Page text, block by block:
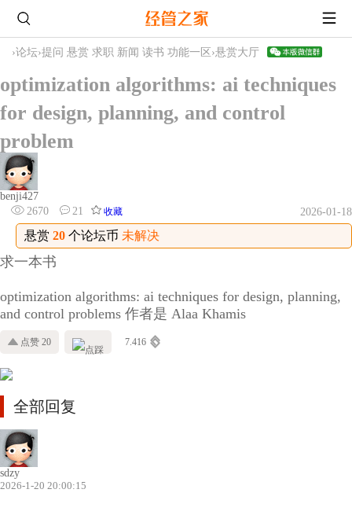
›论坛›提问 悬赏 求职 新闻 读书 功能一区 ›悬赏大厅
optimization algorithms: ai techniques
for design, planning, and control
problem
benji427
2670
21 收藏 2026-01-18
悬赏 20 个论坛币 未解决
求一本书
optimization algorithms: ai techniques for design, planning,
and control problems 作者是 Alaa Khamis
点赞 20 7.416
全部回复
sdzy
2026-1-20 20:00:15